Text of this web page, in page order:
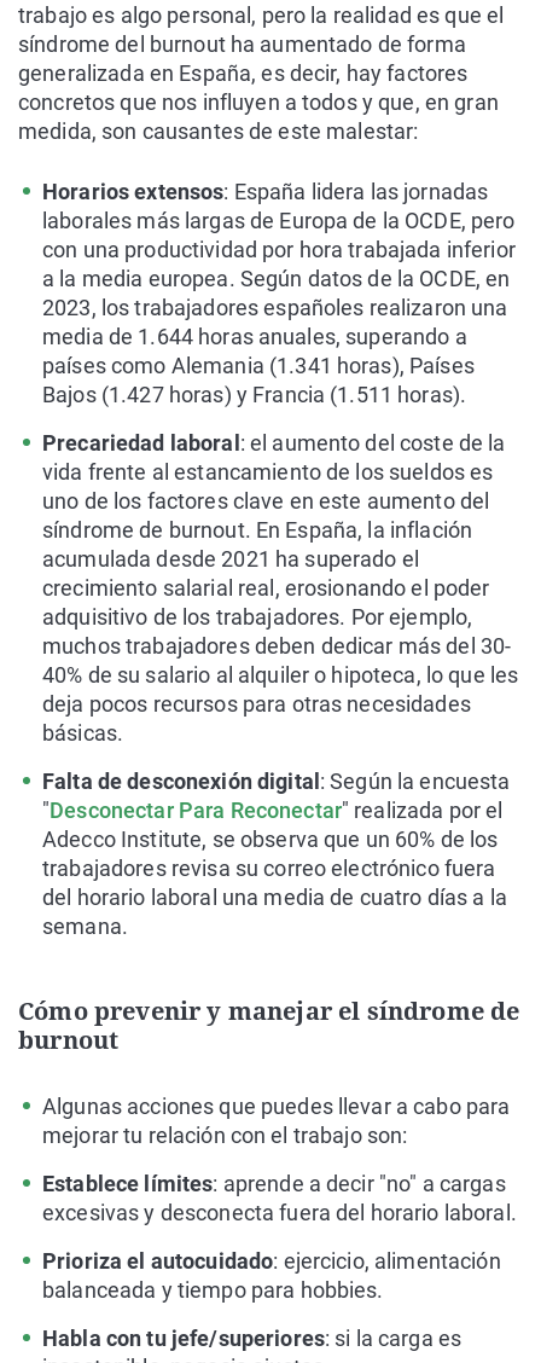
trabajo es algo personal, pero la realidad es que el
síndrome del burnout ha aumentado de forma
generalizada en España, es decir, hay factores
concretos que nos influyen a todos y que, en gran
medida, son causantes de este malestar:
Horarios extensos: España lidera las jornadas
laborales más largas de Europa de la OCDE, pero
con una productividad por hora trabajada inferior
a la media europea. Según datos de la OCDE, en
2023, los trabajadores españoles realizaron una
media de 1.644 horas anuales, superando a
países como Alemania (1.341 horas), Países
Bajos (1.427 horas) y Francia (1.511 horas).
Precariedad laboral : el aumento del coste de la
vida frente al estancamiento de los sueldos es
uno de los factores clave en este aumento del
síndrome de burnout. En España, la inflación
acumulada desde 2021 ha superado el
crecimiento salarial real, erosionando el poder
adquisitivo de los trabajadores. Por ejemplo,
muchos trabajadores deben dedicar más del 30-
40% de su salario al alquiler o hipoteca, lo que les
deja pocos recursos para otras necesidades
básicas.
Falta de desconexión digital : Según la encuesta
"Desconectar Para Reconectar" realizada por el
Adecco Institute, se observa que un 60% de los
trabajadores revisa su correo electrónico fuera
del horario laboral una media de cuatro días a la
semana.
Cómo prevenir y manejar el síndrome de
burnout
Algunas acciones que puedes llevar a cabo para
mejorar tu relación con el trabajo son:
Establece límites: aprende a decir "no" a cargas
excesivas y desconecta fuera del horario laboral.
Prioriza el autocuidado: ejercicio, alimentación
balanceada y tiempo para hobbies.
Habla con tu jefe/superiores: si la carga es